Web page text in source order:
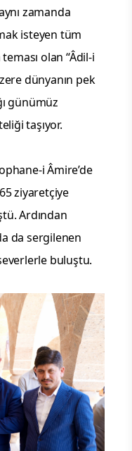
zamanda
isteyen tüm
olan “Âdil-i
dünyanın pek
günümüz
taşıyor.
i Âmire’de
ziyaretçiye
Ardından
da sergilenen
buluştu.